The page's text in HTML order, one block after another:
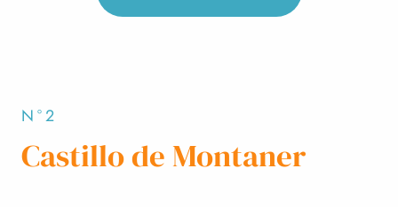
N°2
Castillo de Montaner